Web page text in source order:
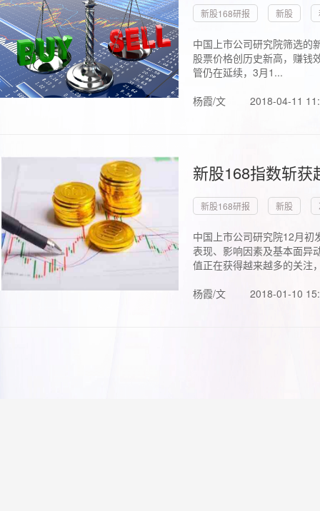
新股168研报 新股
中国上市公司研究院筛选的
股票价格创历史新高，赚钱
管仍在延续，3月1...
杨霞/文
2018-04-11
新股168指数斩
新股168研报 新股
中国上市公司研究院12月初
表现、影响因素及基本面异
值正在获得越来越多的关注
杨霞/文
2018-01-10